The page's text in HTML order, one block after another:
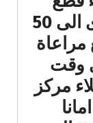
الغيار الاصلية بخصم يتعدى الى 50
وقت
مركز